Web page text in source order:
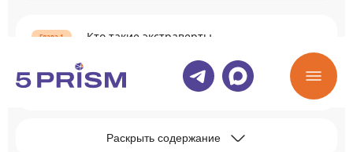
Кто такие экстраверты
Кто такие интроверты
Раскрыть содержание